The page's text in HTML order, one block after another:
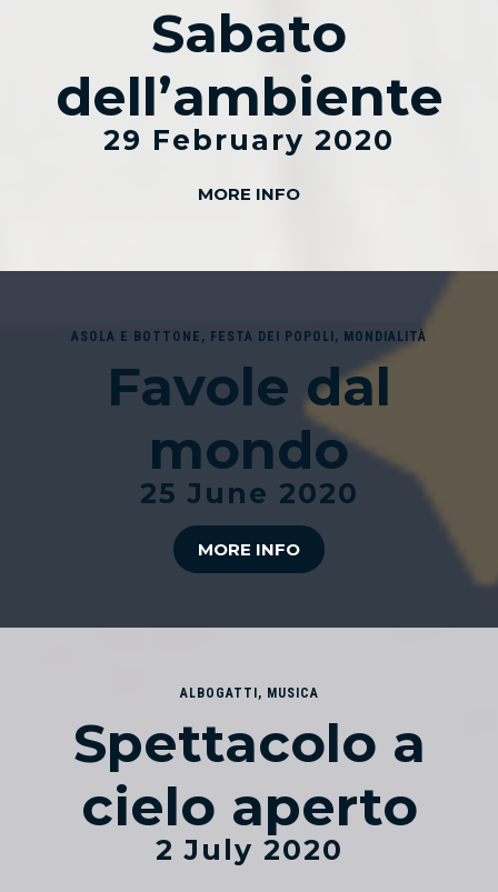
Sabato
dell’ambiente
29 February 2020
MORE INFO
ASOLA E BOTTONE , FESTA DEI POPOLI, MONDIALITÀ
Favole dal
mondo
25 June 2020
MORE INFO
ALBOGATTI , MUSICA
Spettacolo a
cielo aperto
2 July 2020